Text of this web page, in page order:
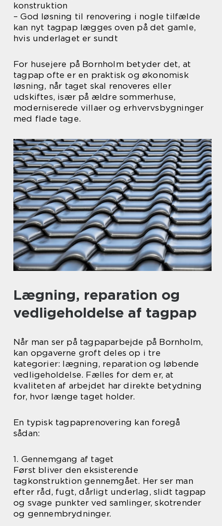
konstruktion
– God løsning til renovering i nogle tilfælde
kan nyt tagpap lægges oven på det gamle,
hvis underlaget er sundt
For husejere på Bornholm betyder det, at
tagpap ofte er en praktisk og økonomisk
løsning, når taget skal renoveres eller
udskiftes, især på ældre sommerhuse,
moderniserede villaer og erhvervsbygninger
med flade tage.
Lægning, reparation og
vedligeholdelse af tagpap
Når man ser på tagpaparbejde på Bornholm,
kan opgaverne groft deles op i tre
kategorier: lægning, reparation og løbende
vedligeholdelse. Fælles for dem er, at
kvaliteten af arbejdet har direkte betydning
for, hvor længe taget holder.
En typisk tagpaprenovering kan foregå
sådan:
1. Gennemgang af taget
Først bliver den eksisterende
tagkonstruktion gennemgået. Her ser man
efter råd, fugt, dårligt underlag, slidt tagpap
og svage punkter ved samlinger, skotrender
og gennembrydninger.